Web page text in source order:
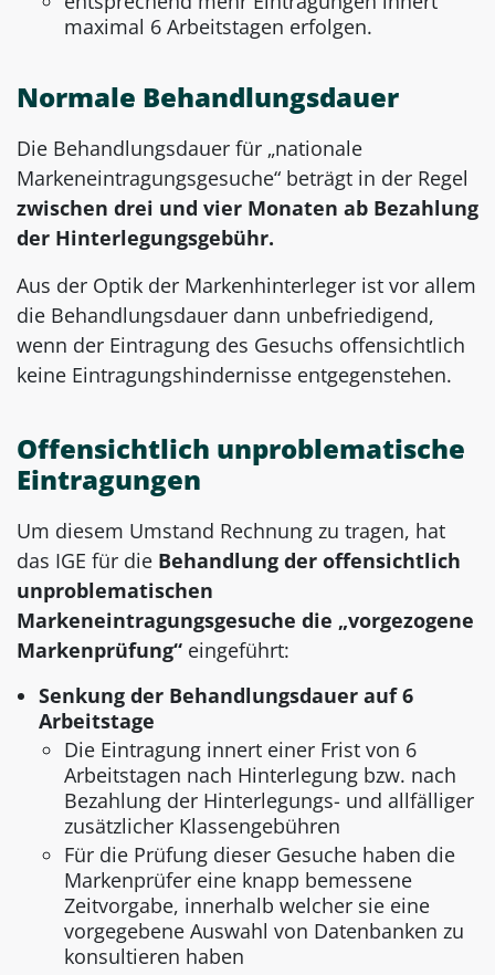
maximal 6 Arbeitstagen erfolgen.
Normale Behandlungsdauer
Die Behandlungsdauer für „nationale
Markeneintragungsgesuche“ beträgt in der Regel
zwischen drei und vier Monaten ab Bezahlung
der Hinterlegungsgebühr.
Aus der Optik der Markenhinterleger ist vor allem
die Behandlungsdauer dann unbefriedigend,
wenn der Eintragung des Gesuchs offensichtlich
keine Eintragungshindernisse entgegenstehen.
Offensichtlich unproblematische
Eintragungen
Um diesem Umstand Rechnung zu tragen, hat
das IGE für die Behandlung der offensichtlich
unproblematischen
Markeneintragungsgesuche die „vorgezogene
Markenprüfung“ eingeführt:
Senkung der Behandlungsdauer auf 6
Arbeitstage
Die Eintragung innert einer Frist von 6
Arbeitstagen nach Hinterlegung bzw. nach
Bezahlung der Hinterlegungs- und allfälliger
zusätzlicher Klassengebühren
Für die Prüfung dieser Gesuche haben die
Markenprüfer eine knapp bemessene
Zeitvorgabe, innerhalb welcher sie eine
vorgegebene Auswahl von Datenbanken zu
konsultieren haben